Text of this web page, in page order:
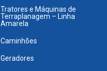
Tratores e Máquinas de
Terraplanagem – Linha
Amarela
Caminhões
Geradores